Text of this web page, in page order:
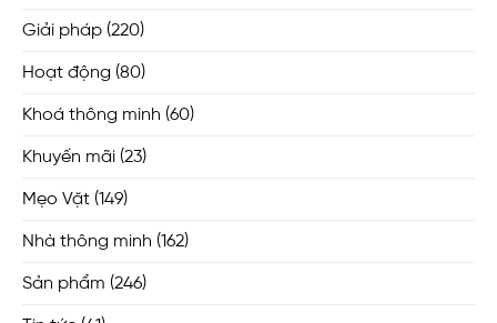
Giải pháp (220)
Hoạt động (80)
Khoá thông minh (60)
Khuyến mãi (23)
Mẹo Vặt (149)
Nhà thông minh (162)
Sản phẩm (246)